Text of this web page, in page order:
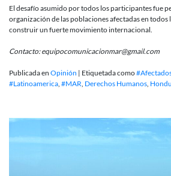
El desafío asumido por todos los participantes fue
organización de las poblaciones afectadas en
construir un fuerte movimiento internacional.
Contacto: equipocomunicacionmar@gmail.com
Publicada en Opinión | Etiquetada como
#Latinoamerica #MAR Derechos Humanos